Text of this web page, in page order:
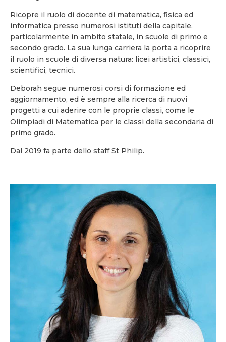
Ricopre il ruolo di docente di matematica, fisica ed
informatica presso numerosi istituti della capitale,
particolarmente in ambito statale, in scuole di primo e
secondo grado. La sua lunga carriera la porta a ricoprire
il ruolo in scuole di diversa natura: licei artistici, classici,
scientifici, tecnici.
Deborah segue numerosi corsi di formazione ed
aggiornamento, ed è sempre alla ricerca di nuovi
progetti a cui aderire con le proprie classi, come le
Olimpiadi di Matematica per le classi della secondaria di
primo grado.
Dal 2019 fa parte dello staff St Philip.